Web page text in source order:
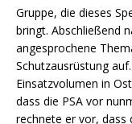
Gruppe, die dieses
bringt. Abschließend
angesprochene
Schutzausrüstung
Einsatzvolumen in
dass die PSA vor
rechnete er vor, dass